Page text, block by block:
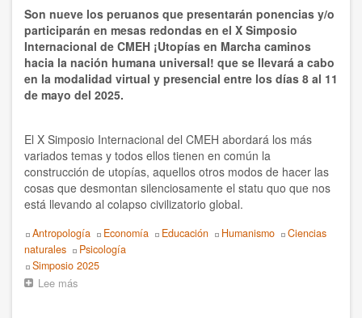
Son nueve los peruanos que presentarán ponencias y/o
participarán en mesas redondas en el X Simposio
Internacional de CMEH ¡Utopías en Marcha caminos
hacia la nación humana universal! que se llevará a cabo
en la modalidad virtual y presencial entre los días 8 al 11
de mayo del 2025.
El X Simposio Internacional del CMEH abordará los más
variados temas y todos ellos tienen en común la
construcción de utopías, aquellos otros modos de hacer las
cosas que desmontan silenciosamente el statu quo que nos
está llevando al colapso civilizatorio global.
Topics
Antropología Economía Educación Humanismo
Ciencias
naturales
Psicología
Event
Simposio 2025
Lee más